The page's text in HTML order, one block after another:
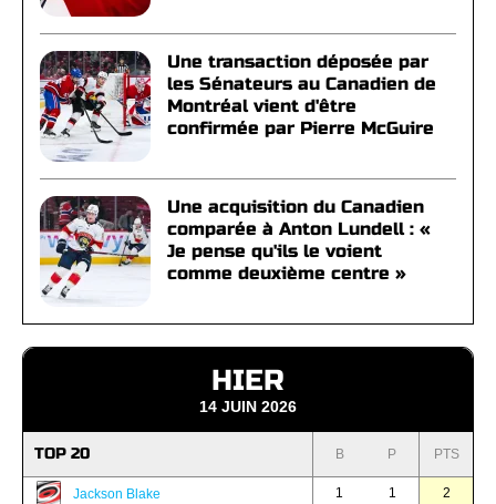
Une transaction déposée par
les Sénateurs au Canadien de
Montréal vient d'être
confirmée par Pierre McGuire
Une acquisition du Canadien
comparée à Anton Lundell : «
Je pense qu'ils le voient
comme deuxième centre »
HIER
14 JUIN 2026
TOP 20 B P PTS
Jackson Blake 1 1 2